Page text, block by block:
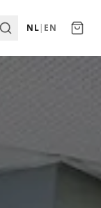
NL| EN